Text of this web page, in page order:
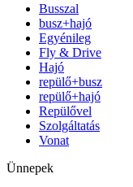
Busszal
busz+hajó
Egyénileg
Fly & Drive
Hajó
repülő+busz
repülő+hajó
Repülővel
Szolgáltatás
Vonat
Ünnepek